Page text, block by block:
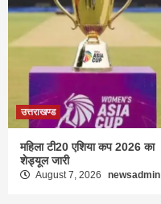
उत्तराखण्ड
महिला टी20 एशिया कप 2026 का
शेड्यूल जारी
August 7, 2026 newsadmin